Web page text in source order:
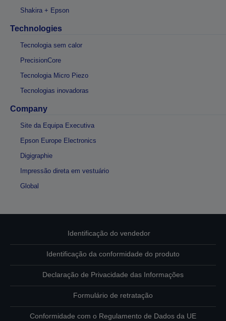
Shakira + Epson
Technologies
Tecnologia sem calor
PrecisionCore
Tecnologia Micro Piezo
Tecnologias inovadoras
Company
Site da Equipa Executiva
Epson Europe Electronics
Digigraphie
Impressão direta em vestuário
Global
Identificação do vendedor
Identificação da conformidade do produto
Declaração de Privacidade das Informações
Formulário de retratação
Conformidade com o Regulamento de Dados da UE